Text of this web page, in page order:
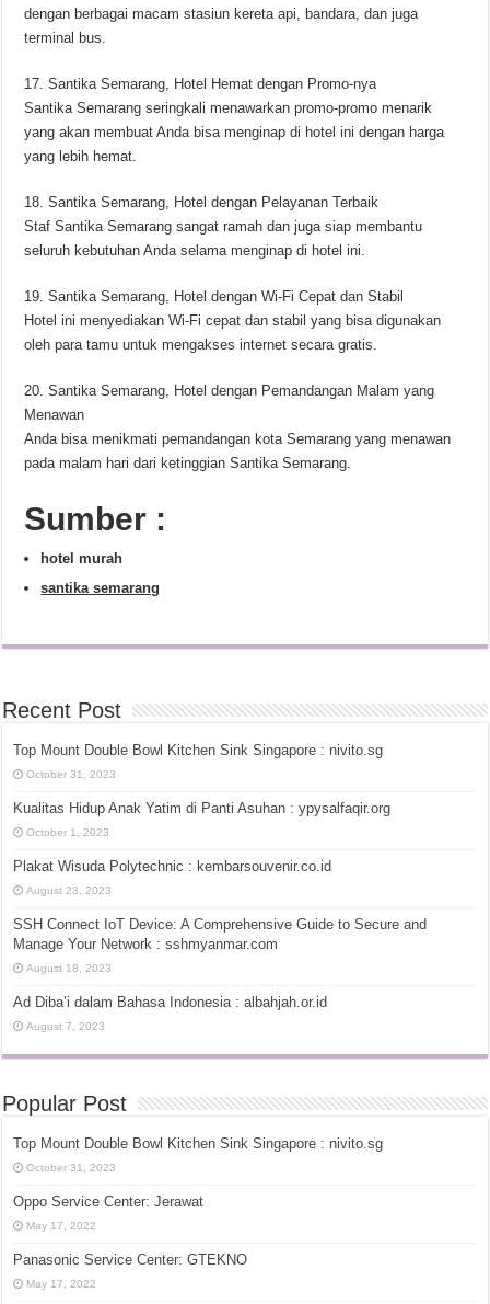
dengan berbagai macam stasiun kereta api, bandara, dan juga
terminal bus.
17. Santika Semarang, Hotel Hemat dengan Promo-nya
Santika Semarang seringkali menawarkan promo-promo menarik
yang akan membuat Anda bisa menginap di hotel ini dengan harga
yang lebih hemat.
18. Santika Semarang, Hotel dengan Pelayanan Terbaik
Staf Santika Semarang sangat ramah dan juga siap membantu
seluruh kebutuhan Anda selama menginap di hotel ini.
19. Santika Semarang, Hotel dengan Wi-Fi Cepat dan Stabil
Hotel ini menyediakan Wi-Fi cepat dan stabil yang bisa digunakan
oleh para tamu untuk mengakses internet secara gratis.
20. Santika Semarang, Hotel dengan Pemandangan Malam yang
Menawan
Anda bisa menikmati pemandangan kota Semarang yang menawan
pada malam hari dari ketinggian Santika Semarang.
Sumber :
hotel murah
santika semarang
Recent Post
Top Mount Double Bowl Kitchen Sink Singapore : nivito.sg
October 31, 2023
Kualitas Hidup Anak Yatim di Panti Asuhan : ypysalfaqir.org
October 1, 2023
Plakat Wisuda Polytechnic : kembarsouvenir.co.id
August 23, 2023
SSH Connect IoT Device: A Comprehensive Guide to Secure and
Manage Your Network : sshmyanmar.com
August 18, 2023
Ad Diba’i dalam Bahasa Indonesia : albahjah.or.id
August 7, 2023
Popular Post
Top Mount Double Bowl Kitchen Sink Singapore : nivito.sg
October 31, 2023
Oppo Service Center: Jerawat
May 17, 2022
Panasonic Service Center: GTEKNO
May 17, 2022